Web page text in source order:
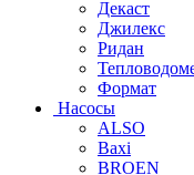
Декаст
Джилекс
Ридан
Формат
Насосы
ALSO
Baxi
BROEN